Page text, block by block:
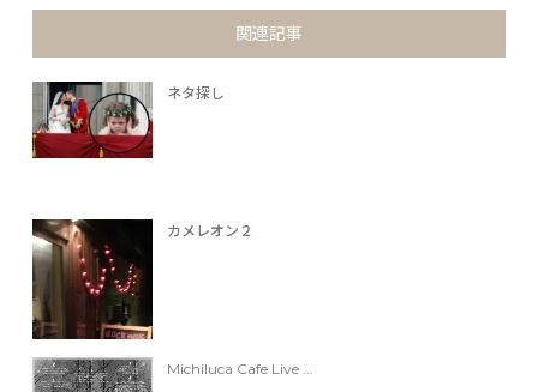
関連記事
ネタ探し
カメレオン２
Michiluca Cafe Live ...